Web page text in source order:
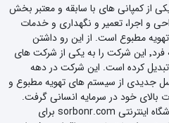
از کمپانی های با سابقه و معتبر بخش
و اجرا، تعمیر و نگهداری و خدمات
مطبوع است. از این رو داشتن
ویژگی های بارز و خدماتی منحصر به فرد٬ این شرکت را به یکی از شرکت های
کرده است. این شرکت در دهه
نسل جدیدی از سیستم های تهویه مطبوع و
خود در سرمایه انسانی گرفت.
همچنین این شرکت با راه اندازی فروشگاه اینترنتی sorbonr.com برای